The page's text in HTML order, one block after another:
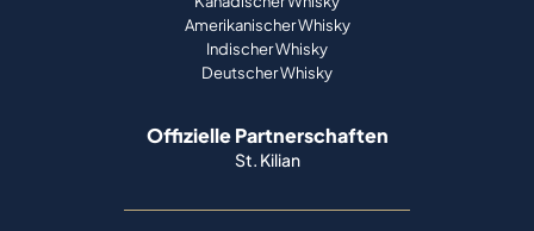
Amerikanischer Whisky
Indischer Whisky
Deutscher Whisky
Offizielle Partnerschaften
St. Kilian